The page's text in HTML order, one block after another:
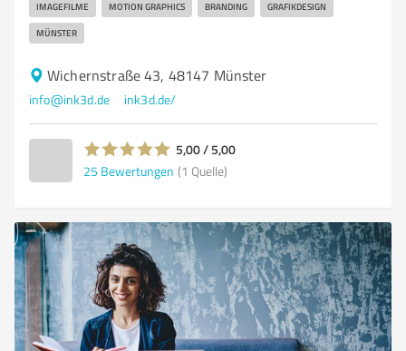
IMAGEFILME MOTION GRAPHICS BRANDING GRAFIKDESIGN
MÜNSTER
Wichernstraße 43, 48147 Münster
info@ink3d.de ink3d.de/
5,00 / 5,00
25 Bewertungen (1 Quelle)